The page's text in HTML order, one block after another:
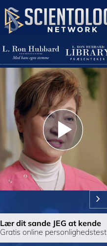
Play
Video
Lær dit sande JEG at kende
Gratis online personlighedstest